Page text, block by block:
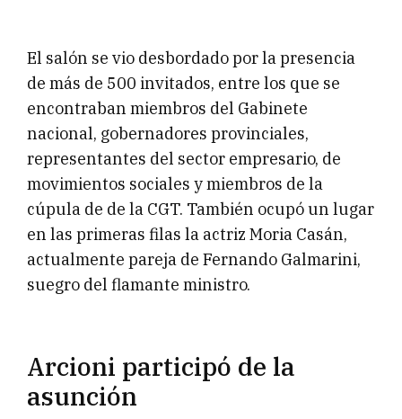
El salón se vio desbordado por la presencia
de más de 500 invitados, entre los que se
encontraban miembros del Gabinete
nacional, gobernadores provinciales,
representantes del sector empresario, de
movimientos sociales y miembros de la
cúpula de de la CGT. También ocupó un lugar
en las primeras filas la actriz Moria Casán,
actualmente pareja de Fernando Galmarini,
suegro del flamante ministro.
Arcioni participó de la
asunción